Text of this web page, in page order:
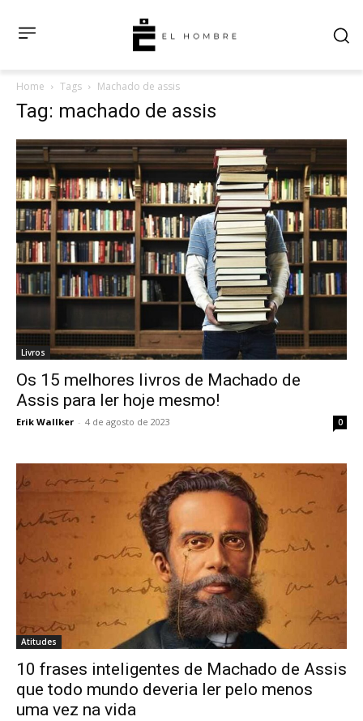
Home Tags Machado de assis
Tag: machado de assis
Livros
Os 15 melhores livros de Machado de
Assis para ler hoje mesmo!
Erik Wallker - 4 de agosto de 2023 0
Atitudes
10 frases inteligentes de Machado de Assis
que todo mundo deveria ler pelo menos
uma vez na vida